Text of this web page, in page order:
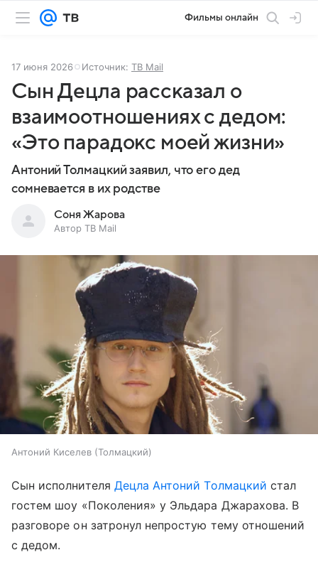
Фильмы онлайн
17 июня 2026 Источник: ТВ Mail
Сын Децла рассказал о
взаимоотношениях с дедом:
«Это парадокс моей жизни»
Антоний Толмацкий заявил, что его дед
сомневается в их родстве
Соня Жарова
Автор ТВ Mail
Антоний Киселев (Толмацкий)
Сын исполнителя Децла Антоний Толмацкий стал
гостем шоу «Поколения» у Эльдара Джарахова. В
разговоре он затронул непростую тему отношений
с дедом.